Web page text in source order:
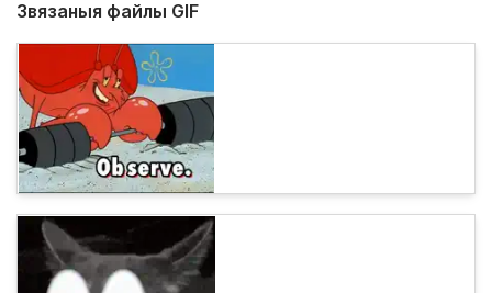
Звязаныя файлы GIF